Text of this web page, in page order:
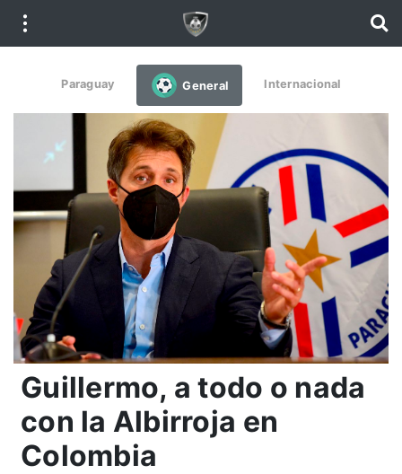
Paraguay General Internacional
Guillermo, a todo o nada
con la Albirroja en
Colombia